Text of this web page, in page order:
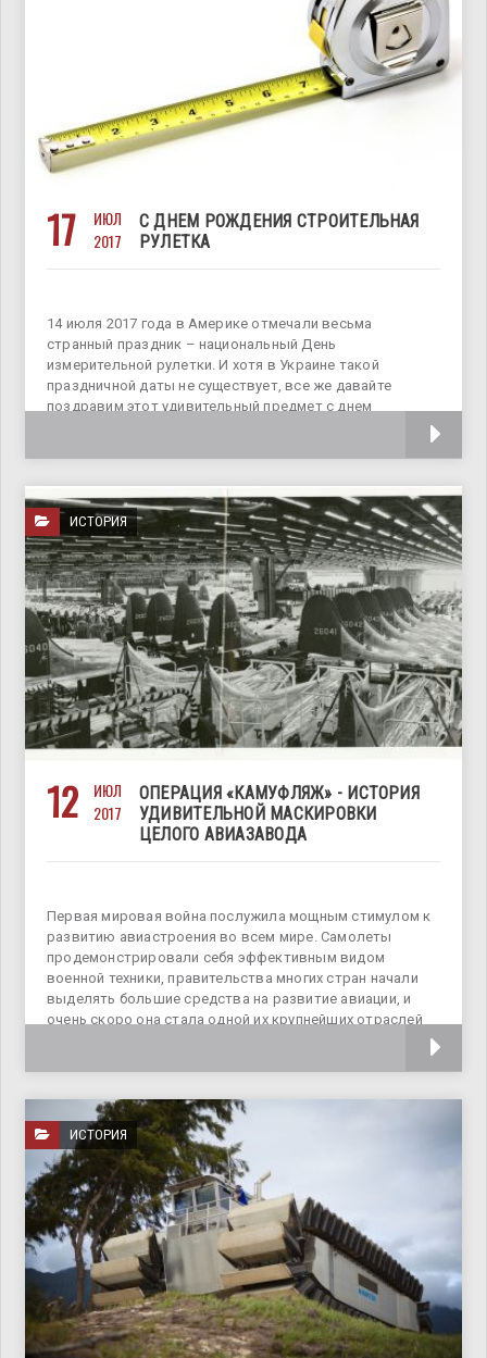
17
ИЮЛ
2017
С ДНЕМ РОЖДЕНИЯ СТРОИТЕЛЬНАЯ
РУЛЕТКА
14 июля 2017 года в Америке отмечали весьма
странный праздник – национальный День
измерительной рулетки. И хотя в Украине такой
праздничной даты не существует, все же давайте
поздравим этот удивительный предмет с днем
ИСТОРИЯ
12
ИЮЛ
2017
ОПЕРАЦИЯ «КАМУФЛЯЖ» - ИСТОРИЯ
УДИВИТЕЛЬНОЙ МАСКИРОВКИ
ЦЕЛОГО АВИАЗАВОДА
Первая мировая война послужила мощным стимулом к
развитию авиастроения во всем мире. Самолеты
продемонстрировали себя эффективным видом
военной техники, правительства многих стран начали
выделять большие средства на развитие авиации, и
очень скоро она стала одной их крупнейших отраслей
ИСТОРИЯ